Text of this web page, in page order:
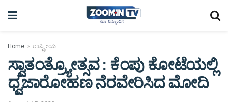
Home ರಾಷ್ಟ್ರೀಯ
ಸ್ವಾತಂತ್ರ್ಯೋತ್ಸವ : ಕೆಂಪು ಕೋಟೆಯಲ್ಲಿ
ಧ್ವಜಾರೋಹಣ ನೆರವೇರಿಸಿದ ಮೋದಿ